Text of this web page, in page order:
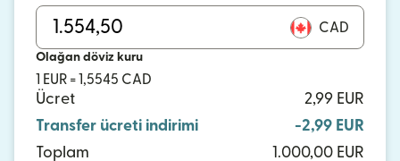
CAD
Olağan döviz kuru
1 EUR = 1,5545 CAD
Ücret
2,99 EUR
Transfer ücreti indirimi
-2,99 EUR
Toplam
1.000,00 EUR